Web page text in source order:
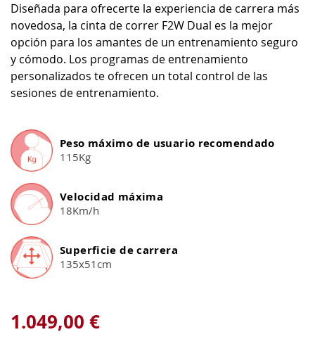
Diseñada para ofrecerte la experiencia de carrera más
novedosa, la cinta de correr F2W Dual es la mejor
opción para los amantes de un entrenamiento seguro
y cómodo. Los programas de entrenamiento
personalizados te ofrecen un total control de las
sesiones de entrenamiento.
Peso máximo de usuario recomendado
115Kg
Velocidad máxima
18Km/h
Superficie de carrera
135x51cm
1.049,00 €
de
la
galería
de
imágenes